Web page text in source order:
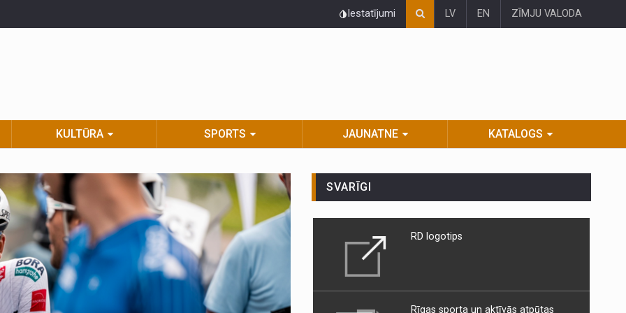
Iestatījumi LV EN ZĪMJU VALODA
KULTŪRA SPORTS JAUNATNE KATALOGS
SVARĪGI
RD logotips
Rīgas sporta un aktīvās atpūtas